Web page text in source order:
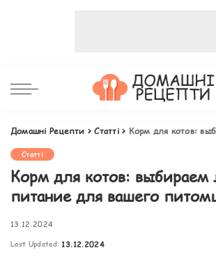
Домашні Рецепти >Статті> Корм для котов: выбираем
Статті
Корм для котов: выбираем
питание для вашего
13.12.2024
Last Updated: 13.12.2024